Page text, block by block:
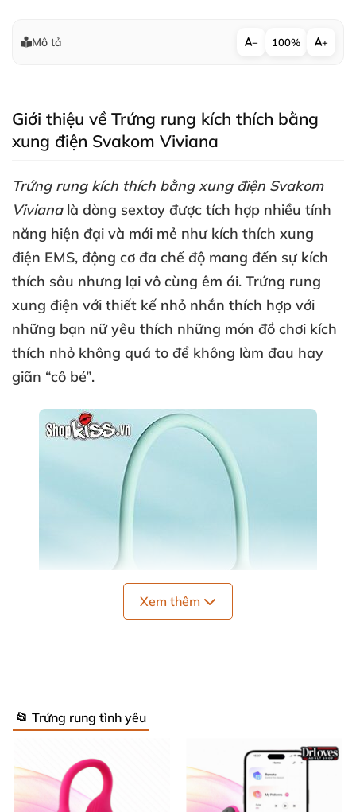
Mô tả − 100% +
Giới thiệu về Trứng rung kích thích bằng
xung điện Svakom Viviana
Trứng rung kích thích bằng xung điện Svakom
Vivianalà dòng sextoy được tích hợp nhiều tính
năng hiện đại và mới mẻ như kích thích xung
điện EMS, động cơ đa chế độ mang đến sự kích
thích sâu nhưng lại vô cùng êm ái. Trứng rung
xung điện với thiết kế nhỏ nhắn thích hợp với
những bạn nữ yêu thích những món đồ chơi kích
thích nhỏ không quá to để không làm đau hay
giãn “cô bé”.
Xem thêm
📂 Trứng rung tình yêu